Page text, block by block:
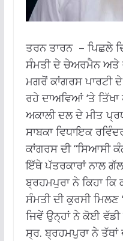
ਤਰਨ ਤਾਰਨ – ਪਿਛਲੇ
ਸੰਮਤੀ ਦੇ ਚੇਅਰਮੈਨ ਅਤੇ
ਮਗਰੋਂ ਕਾਂਗਰਸ ਪਾਰਟੀ
ਰਹੇ ਦਾਅਵਿਆਂ ‘ਤੇ
ਅਕਾਲੀ ਦਲ ਦੇ ਮੀਤ
ਸਾਬਕਾ ਵਿਧਾਇਕ
ਕਾਂਗਰਸ ਦੀ “ਸਿਆਸੀ
ਇੱਥੇ ਪੱਤਰਕਾਰਾਂ ਨਾਲ
ਬ੍ਰਹਮਪੁਰਾ ਨੇ ਕਿਹਾ
ਸੰਮਤੀ ਦੀ ਕੁਰਸੀ
ਜਿਵੇਂ ਉਨ੍ਹਾਂ ਨੇ ਕੋਈ
ਸ੍ਰ. ਬ੍ਰਹਮਪੁਰਾ ਨੇ